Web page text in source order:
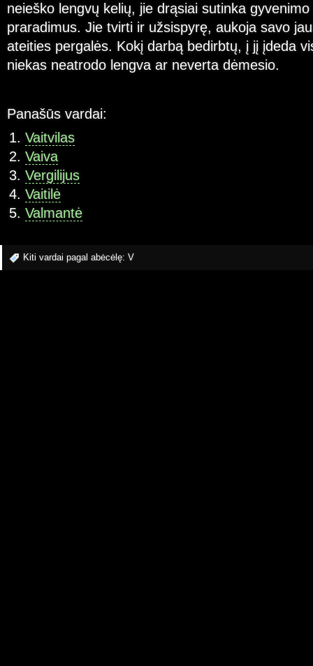
neieško lengvų kelių, jie drąsiai sutinka
praradimus. Jie tvirti ir užsispyrę, aukoja savo
ateities pergalės. Kokį darbą bedirbtų, į jį įdeda
niekas neatrodo lengva ar neverta dėmesio.
Panašūs vardai:
Vaitvilas
Vaiva
Vergilijus
Vaitilė
Valmantė
Kiti vardai pagal abėcėlę: V